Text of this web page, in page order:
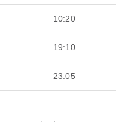
10:20
19:10
23:05